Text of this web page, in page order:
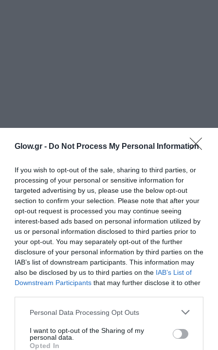
Glow.gr - Do Not Process My Personal Information
If you wish to opt-out of the sale, sharing to third parties, or
processing of your personal or sensitive information for
targeted advertising by us, please use the below opt-out
section to confirm your selection. Please note that after your
opt-out request is processed you may continue seeing
interest-based ads based on personal information utilized by
us or personal information disclosed to third parties prior to
your opt-out. You may separately opt-out of the further
disclosure of your personal information by third parties on the
IAB’s list of downstream participants. This information may
also be disclosed by us to third parties on the IAB’s List of
Downstream Participants that may further disclose it to other
Personal Data Processing Opt Outs
I want to opt-out of the Sharing of my
personal data.
Opted In